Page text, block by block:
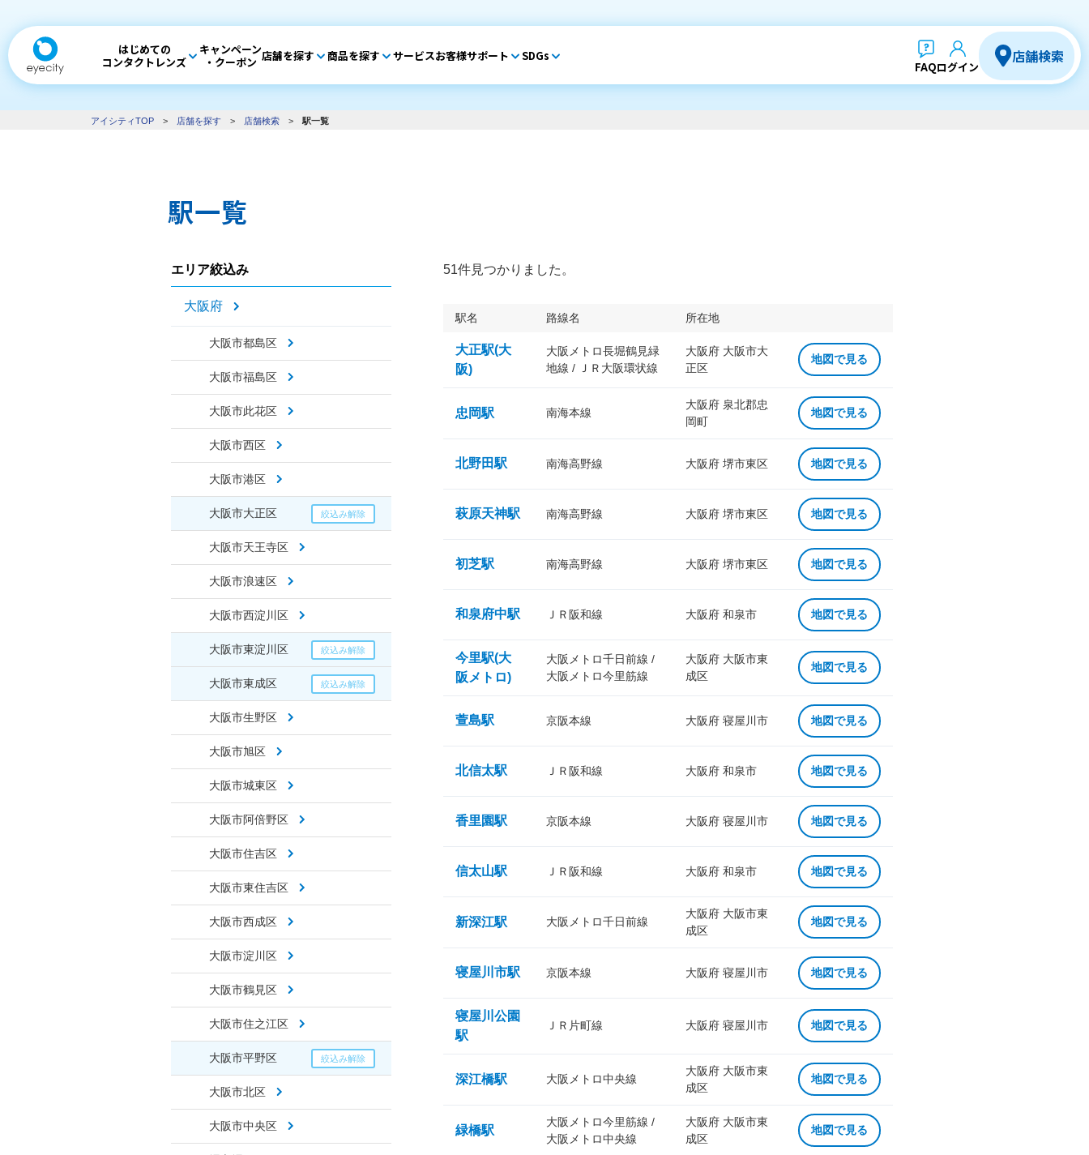
はじめての
コンタクトレンズ
キャンペーン
・クーポン 店舗を探す 商品を探す サービスお客様サポート SDGs
FAQログイン
店舗検索
アイシティTOP > 店舗を探す > 店舗検索 > 駅一覧
駅一覧
エリア絞込み
大阪府
大阪市都島区
大阪市福島区
大阪市此花区
大阪市西区
大阪市港区
大阪市大正区
大阪市天王寺区
大阪市浪速区
大阪市西淀川区
大阪市東淀川区
大阪市東成区
大阪市生野区
大阪市旭区
大阪市城東区
大阪市阿倍野区
大阪市住吉区
大阪市東住吉区
大阪市西成区
大阪市淀川区
大阪市鶴見区
大阪市住之江区
大阪市平野区
大阪市北区
大阪市中央区
51件見つかりました。
駅名 路線名 所在地
大正駅(大
阪)
大阪メトロ長堀鶴見緑
地線 / ＪＲ大阪環状線
大阪府 大阪市大
正区
地図で見る
忠岡駅 南海本線
大阪府 泉北郡忠
岡町
地図で見る
北野田駅 南海高野線 大阪府 堺市東区 地図で見る
萩原天神駅 南海高野線 大阪府 堺市東区 地図で見る
初芝駅 南海高野線 大阪府 堺市東区 地図で見る
和泉府中駅 ＪＲ阪和線 大阪府 和泉市 地図で見る
今里駅(大
阪メトロ)
大阪メトロ千日前線 /
大阪メトロ今里筋線
大阪府 大阪市東
成区
地図で見る
萱島駅 京阪本線 大阪府 寝屋川市 地図で見る
北信太駅 ＪＲ阪和線 大阪府 和泉市 地図で見る
香里園駅 京阪本線 大阪府 寝屋川市 地図で見る
信太山駅 ＪＲ阪和線 大阪府 和泉市 地図で見る
新深江駅 大阪メトロ千日前線
大阪府 大阪市東
成区
地図で見る
寝屋川市駅 京阪本線 大阪府 寝屋川市 地図で見る
寝屋川公園
駅
ＪＲ片町線 大阪府 寝屋川市 地図で見る
深江橋駅 大阪メトロ中央線
大阪府 大阪市東
成区
地図で見る
緑橋駅
大阪メトロ今里筋線 /
大阪メトロ中央線
大阪府 大阪市東
成区
地図で見る